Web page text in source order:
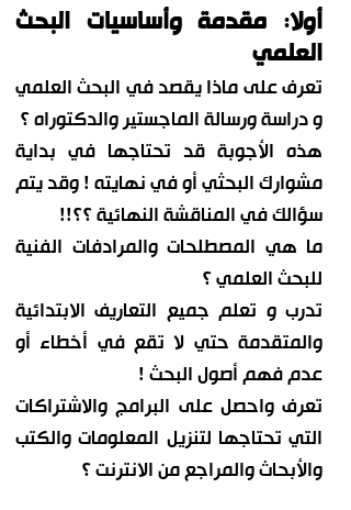
أولا: مقدمة وأساسيات البحث
العلمي
تعرف على ماذا يقصد في البحث العلمي
و دراسة ورسالة الماجستير والدكتوراه ؟
هذه الأجوبة قد تحتاجها في بداية
مشوارك البحثي أو في نهايته ! وقد يتم
سؤالك في المناقشة النهائية ؟؟!!
ما هي المصطلحات والمرادفات الفنية
للبحث العلمي ؟
تدرب و تعلم جميع التعاريف الابتدائية
والمتقدمة حتي لا تقع في أخطاء أو
عدم فهم أصول البحث !
تعرف واحصل على البرامج والاشتراكات
التي تحتاجها لتنزيل المعلومات والكتب
والأبحاث والمراجع من الانترنت ؟